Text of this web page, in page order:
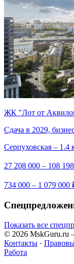
ЖК "Лот от
Сдача в 2029,
Серпуховская – 1.4
27 208 000 – 108
734 000 – 1 079 000
Показать все
© 2026 MskGuru.ru
Контакты ·
Работа